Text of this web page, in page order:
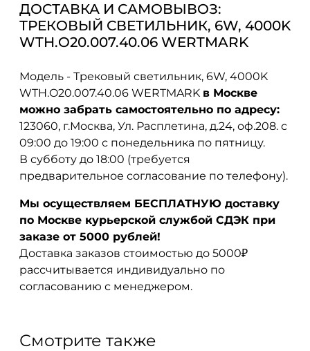
ДОСТАВКА И САМОВЫВОЗ:
ТРЕКОВЫЙ СВЕТИЛЬНИК, 6W, 4000K
WTH.O20.007.40.06 WERTMARK
Модель - Трековый светильник, 6W, 4000K
WTH.O20.007.40.06 WERTMARK в Москве
можно забрать самостоятельно по адресу:
123060, г.Москва, Ул. Расплетина, д.24, оф.208. с
09:00 до 19:00 с понедельника по пятницу.
В субботу до 18:00 (требуется
предварительное согласование по телефону).
Мы осуществляем БЕСПЛАТНУЮ доставку
по Москве курьерской службой СДЭК при
заказе от 5000 рублей!
Доставка заказов стоимостью до 5000₽
рассчитывается индивидуально по
согласованию с менеджером.
Смотрите также